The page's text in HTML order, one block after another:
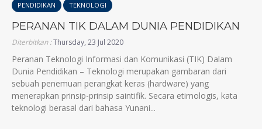
PENDIDIKAN TEKNOLOGI
PERANAN TIK DALAM DUNIA PENDIDIKAN
Diterbitkan :Thursday, 23 Jul 2020
Peranan Teknologi Informasi dan Komunikasi (TIK) Dalam
Dunia Pendidikan – Teknologi merupakan gambaran dari
sebuah penemuan perangkat keras (hardware) yang
menerapkan prinsip-prinsip saintifik. Secara etimologis, kata
teknologi berasal dari bahasa Yunani...